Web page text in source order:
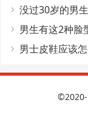
神颜”
没过30岁的男
帅气又减龄
男生有这2种脸
气
男士皮鞋应该
©2020-